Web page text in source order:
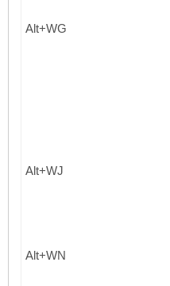
Alt+WG
Alt+WJ
Alt+WN